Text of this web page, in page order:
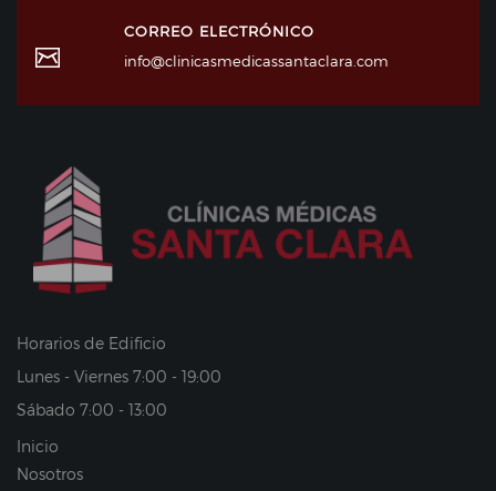
CORREO ELECTRÓNICO
info@clinicasmedicassantaclara.com
Horarios de Edificio
Lunes - Viernes 7:00 - 19:00
Sábado 7:00 - 13:00
Inicio
Nosotros